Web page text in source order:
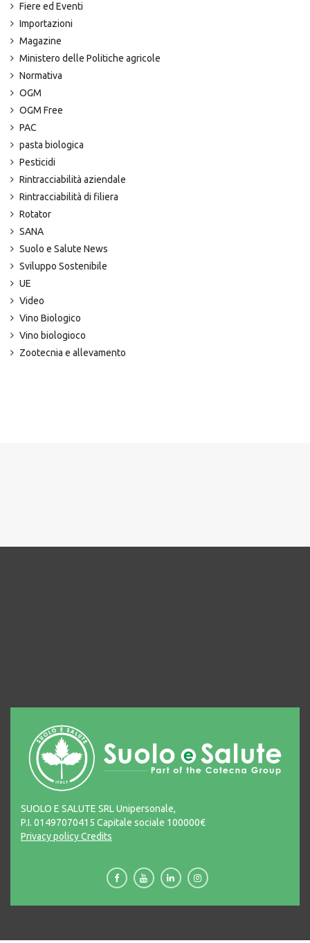
Fiere ed Eventi
Importazioni
Magazine
Ministero delle Politiche agricole
Normativa
OGM
OGM Free
PAC
pasta biologica
Pesticidi
Rintracciabilità aziendale
Rintracciabilità di filiera
Rotator
SANA
Suolo e Salute News
Sviluppo Sostenibile
UE
Video
Vino Biologico
Vino biologioco
Zootecnia e allevamento
SUOLO E SALUTE SRL Unipersonale,
P.I. 01497070415 Capitale sociale 100000€
Privacy policyCredits